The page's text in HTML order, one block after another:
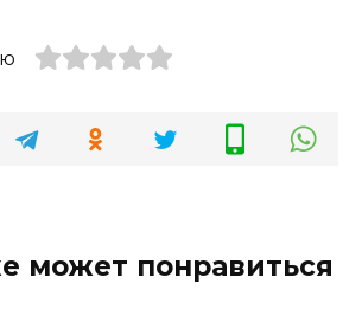
может понравиться